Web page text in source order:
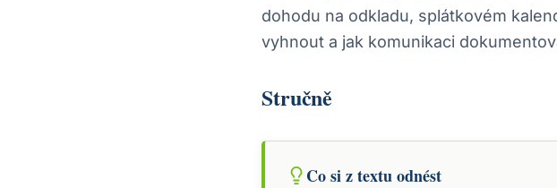
dohodu na odkladu, splátkovém
vyhnout a jak komunikaci
Stručně
Co si z textu odnést